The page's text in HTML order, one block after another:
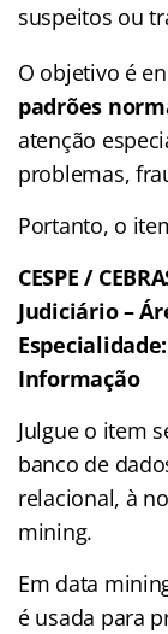
suspeitos ou
O objetivo é
padrões
atenção
problemas,
Portanto, o
CESPE /
Judiciário –
Informação
Julgue o item
banco de
relacional, à
mining.
Em data
é usada para